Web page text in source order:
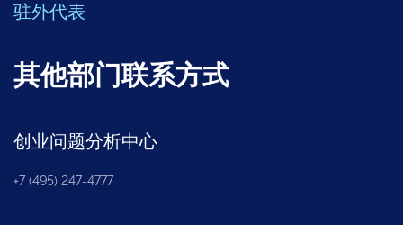
驻外代表
其他部门联系方式
创业问题分析中心
+7 (495) 247-4777